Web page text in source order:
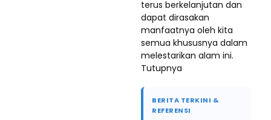
terus berkelanjutan dan
dapat dirasakan
manfaatnya oleh kita
semua khususnya dalam
melestarikan alam ini.
Tutupnya
BERITA TERKINI &
REFERENSI